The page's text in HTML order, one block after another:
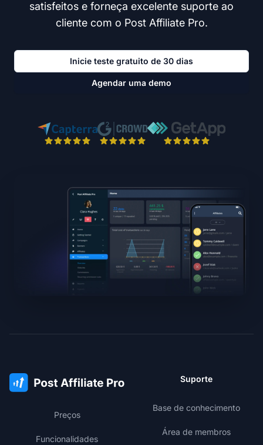
satisfeitos e forneça excelente suporte ao
cliente com o Post Affiliate Pro.
Inicie teste gratuito de 30 dias
Agendar uma demo
Preços
Funcionalidades
Suporte
Base de conhecimento
Área de membros